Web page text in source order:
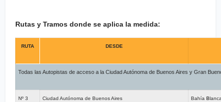
Rutas y Tramos donde se aplica la medida:
RUTA DESDE
Todas las Autopistas de acceso a la Ciudad Autónoma de Buenos Aires y Gran
Nº 3 Ciudad Autónoma de Buenos Aires BahíaB